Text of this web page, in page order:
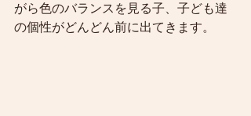
がら色のバランスを見る子、子ども達
の個性がどんどん前に出てきます。